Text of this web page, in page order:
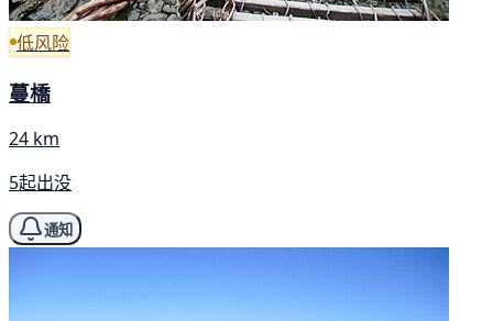
低风险
蔓橋
24 km
5起出没
通知